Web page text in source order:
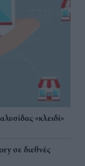
«κλειδί»
σε διεθνές